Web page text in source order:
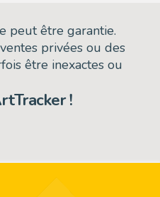
peut être garantie.
privées ou des
être inexactes ou
!